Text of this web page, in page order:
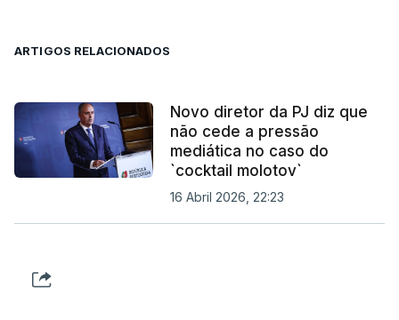
ARTIGOS RELACIONADOS
Novo diretor da PJ diz que
não cede a pressão
mediática no caso do
`cocktail molotov`
16 Abril 2026, 22:23